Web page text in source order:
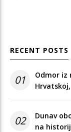
RECENT POSTS
01
Odmor iz
02
Dunav
na